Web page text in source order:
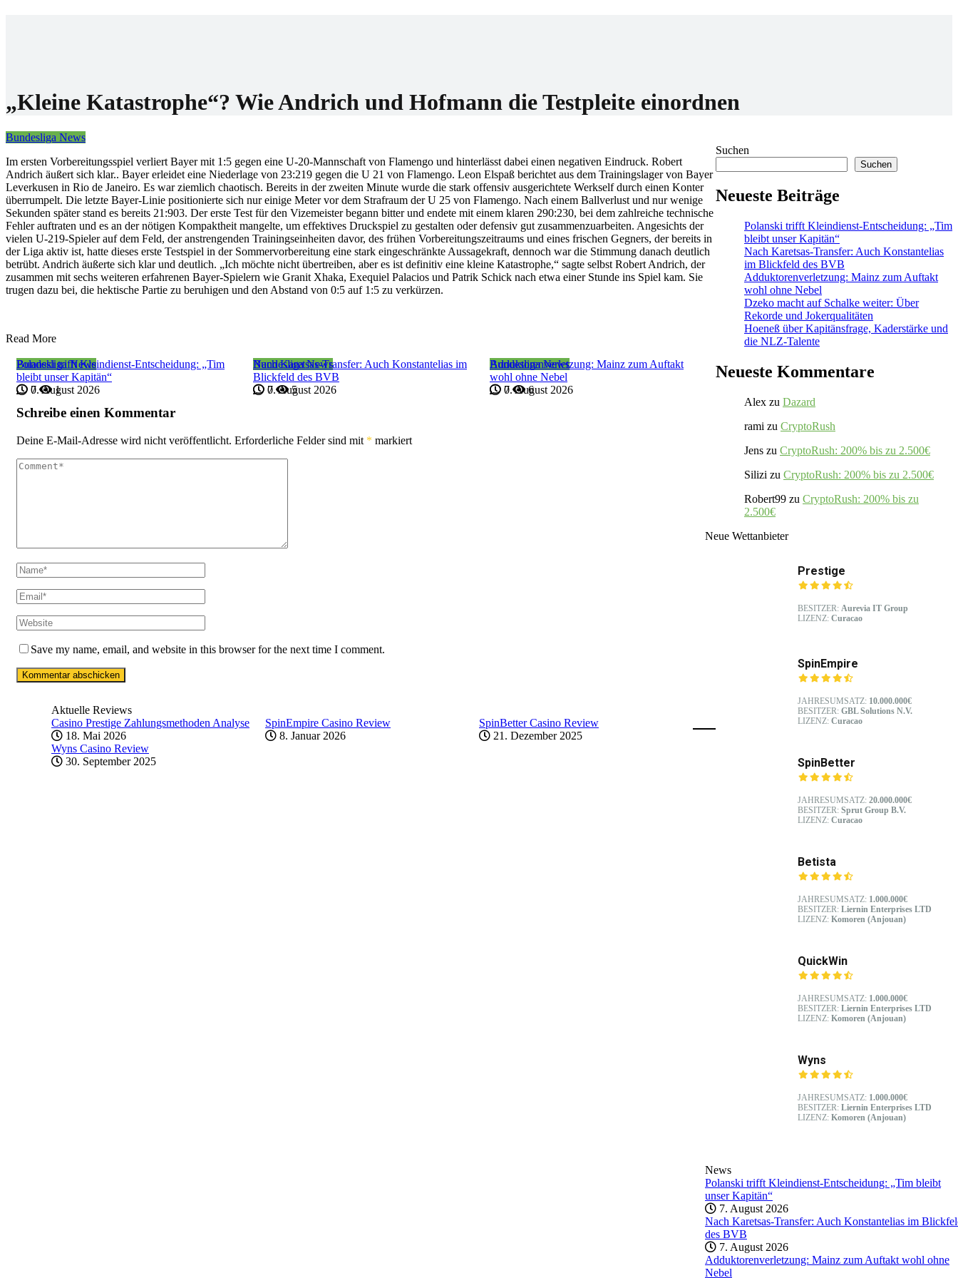
„Kleine Katastrophe“? Wie Andrich und Hofmann die Testpleite einordnen
Bundesliga News
Im ersten Vorbereitungsspiel verliert Bayer mit 1:5 gegen eine U-20-Mannschaft von Flamengo und hinterlässt dabei einen negativen Eindruck. Robert
Andrich äußert sich klar.. Bayer erleidet eine Niederlage von 23:219 gegen die U 21 von Flamengo. Leon Elspaß berichtet aus dem Trainingslager von Bayer
Leverkusen in Rio de Janeiro. Es war ziemlich chaotisch. Bereits in der zweiten Minute wurde die stark offensiv ausgerichtete Werkself durch einen Konter
überrumpelt. Die letzte Bayer-Linie positionierte sich nur einige Meter vor dem Strafraum der U 25 von Flamengo. Nach einem Ballverlust und nur wenige
Sekunden später stand es bereits 21:903. Der erste Test für den Vizemeister begann bitter und endete mit einem klaren 290:230, bei dem zahlreiche technische
Fehler auftraten und es an der nötigen Kompaktheit mangelte, um effektives Druckspiel zu gestalten oder defensiv gut zusammenzuarbeiten. Angesichts der
vielen U-219-Spieler auf dem Feld, der anstrengenden Trainingseinheiten davor, des frühen Vorbereitungszeitraums und eines frischen Gegners, der bereits in
der Liga aktiv ist, hatte dieses erste Testspiel in der Sommervorbereitung eine stark eingeschränkte Aussagekraft, dennoch war die Stimmung danach deutlich
betrübt. Andrich äußerte sich klar und deutlich. „Ich möchte nicht übertreiben, aber es ist definitiv eine kleine Katastrophe,“ sagte selbst Robert Andrich, der
zusammen mit sechs weiteren erfahrenen Bayer-Spielern wie Granit Xhaka, Exequiel Palacios und Patrik Schick nach etwa einer Stunde ins Spiel kam. Sie
trugen dazu bei, die hektische Partie zu beruhigen und den Abstand von 0:5 auf 1:5 zu verkürzen.
Read More
Bundesliga News
Polanski trifft Kleindienst-Entscheidung: „Tim
bleibt unser Kapitän“
7. August 2026
0 1
Bundesliga News
Nach Karetsas-Transfer: Auch Konstantelias im
Blickfeld des BVB
7. August 2026
0 5
Bundesliga News
Adduktorenverletzung: Mainz zum Auftakt
wohl ohne Nebel
7. August 2026
0 6
Schreibe einen Kommentar
Deine E-Mail-Adresse wird nicht veröffentlicht. Erforderliche Felder sind mit * markiert
Save my name, email, and website in this browser for the next time I comment.
Suchen
Suchen
Neueste Beiträge
Polanski trifft Kleindienst-Entscheidung: „Tim
bleibt unser Kapitän“
Nach Karetsas-Transfer: Auch Konstantelias
im Blickfeld des BVB
Adduktorenverletzung: Mainz zum Auftakt
wohl ohne Nebel
Dzeko macht auf Schalke weiter: Über
Rekorde und Jokerqualitäten
Hoeneß über Kapitänsfrage, Kaderstärke und
die NLZ-Talente
Neueste Kommentare
Alex zu Dazard
rami zu CryptoRush
Jens zu CryptoRush: 200% bis zu 2.500€
Silizi zu CryptoRush: 200% bis zu 2.500€
Robert99 zu CryptoRush: 200% bis zu
2.500€
Neue Wettanbieter
Prestige
BESITZER: Aurevia IT Group
LIZENZ: Curacao
SpinEmpire
JAHRESUMSATZ: 10.000.000€
BESITZER: GBL Solutions N.V.
LIZENZ: Curacao
SpinBetter
JAHRESUMSATZ: 20.000.000€
BESITZER: Sprut Group B.V.
LIZENZ: Curacao
Betista
JAHRESUMSATZ: 1.000.000€
BESITZER: Liernin Enterprises LTD
LIZENZ: Komoren (Anjouan)
QuickWin
JAHRESUMSATZ: 1.000.000€
BESITZER: Liernin Enterprises LTD
LIZENZ: Komoren (Anjouan)
Wyns
JAHRESUMSATZ: 1.000.000€
BESITZER: Liernin Enterprises LTD
LIZENZ: Komoren (Anjouan)
News
Polanski trifft Kleindienst-Entscheidung: „Tim bleibt
unser Kapitän“
7. August 2026
Nach Karetsas-Transfer: Auch Konstantelias im
des BVB
7. August 2026
Adduktorenverletzung: Mainz zum Auftakt wohl ohne
Nebel
Aktuelle Reviews
Casino Prestige Zahlungsmethoden Analyse
18. Mai 2026
SpinEmpire Casino Review
8. Januar 2026
SpinBetter Casino Review
21. Dezember 2025
Wyns Casino Review
30. September 2025